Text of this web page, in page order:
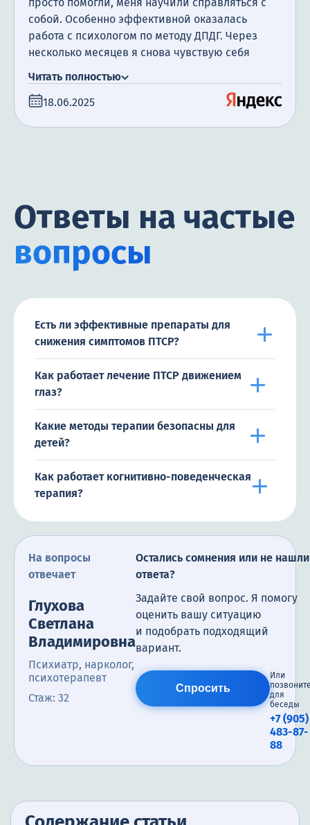
собой. Особенно эффективной оказалась
работа с психологом по методу ДПДГ. Через
несколько месяцев я снова чувствую себя
Читать полностью
18.06.2025
Ответы на частые
вопросы
Есть ли эффективные препараты для
снижения симптомов ПТСР?
Как работает лечение ПТСР движением
глаз?
Какие методы терапии безопасны для
детей?
Как работает когнитивно-поведенческая
терапия?
На вопросы
отвечает
Глухова
Светлана
Владимировна
Психиатр, нарколог,
психотерапевт
Стаж: 32
Остались сомнения или не нашли
ответа?
Задайте свой вопрос. Я помогу
оценить вашу ситуацию
и подобрать подходящий
вариант.
Спросить
Или
для
беседы
+7 (905)
483-87-
88